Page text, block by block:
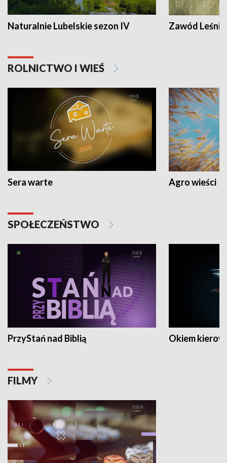
Naturalnie Lubelskie sezon IV Zawód Leśnik
ROLNICTWO I WIEŚ
Sera warte Agro wieści
SPOŁECZEŃSTWO
PrzyStań nad Biblią Okiem
FILMY